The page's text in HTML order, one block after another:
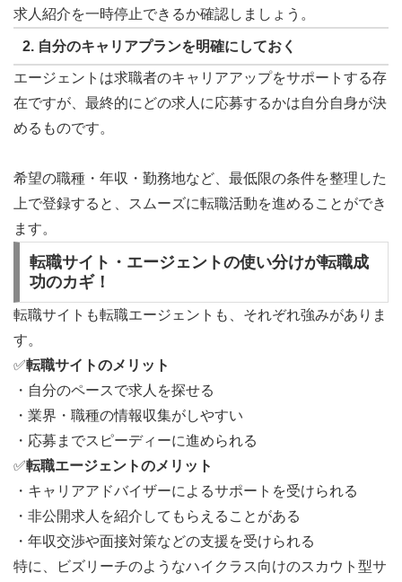
求人紹介を一時停止できるか確認しましょう。
2. 自分のキャリアプランを明確にしておく
エージェントは求職者のキャリアアップをサポートする存
在ですが、最終的にどの求人に応募するかは自分自身が決
めるものです。
希望の職種・年収・勤務地など、最低限の条件を整理した
上で登録すると、スムーズに転職活動を進めることができ
ます。
転職サイト・エージェントの使い分けが転職成
功のカギ！
転職サイトも転職エージェントも、それぞれ強みがありま
す。
✅転職サイトのメリット
・自分のペースで求人を探せる
・業界・職種の情報収集がしやすい
・応募までスピーディーに進められる
✅転職エージェントのメリット
・キャリアアドバイザーによるサポートを受けられる
・非公開求人を紹介してもらえることがある
・年収交渉や面接対策などの支援を受けられる
特に、ビズリーチのようなハイクラス向けのスカウト型サ